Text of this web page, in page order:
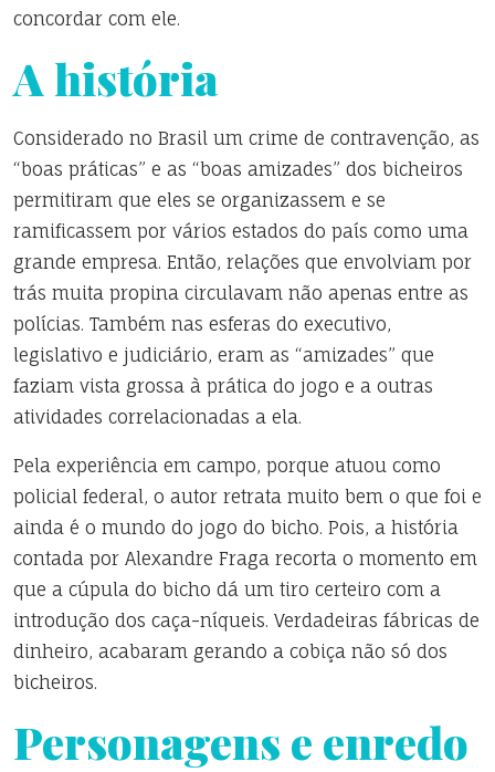
concordar com ele.
A história
Considerado no Brasil um crime de contravenção, as
“boas práticas” e as “boas amizades” dos bicheiros
permitiram que eles se organizassem e se
ramificassem por vários estados do país como uma
grande empresa. Então, relações que envolviam por
trás muita propina circulavam não apenas entre as
polícias. Também nas esferas do executivo,
legislativo e judiciário, eram as “amizades” que
faziam vista grossa à prática do jogo e a outras
atividades correlacionadas a ela.
Pela experiência em campo, porque atuou como
policial federal, o autor retrata muito bem o que foi e
ainda é o mundo do jogo do bicho. Pois, a história
contada por Alexandre Fraga recorta o momento em
que a cúpula do bicho dá um tiro certeiro com a
introdução dos caça-níqueis. Verdadeiras fábricas de
dinheiro, acabaram gerando a cobiça não só dos
bicheiros.
Personagens e enredo